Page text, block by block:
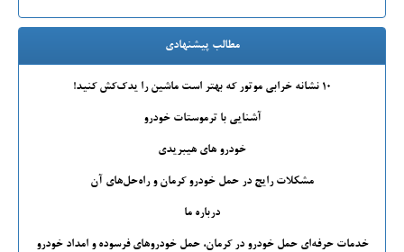
مطالب پیشنهادی
۱۰ نشانه خرابی موتور که بهتر است ماشین را یدک‌کش کنید!
آشنایی با ترموستات خودرو
خودرو های هیبریدی
مشکلات رایج در حمل خودرو کرمان و راه‌حل‌های آن
درباره ما
خدمات حرفه‌ای حمل خودرو در کرمان، حمل خودروهای فرسوده و امداد خودرو